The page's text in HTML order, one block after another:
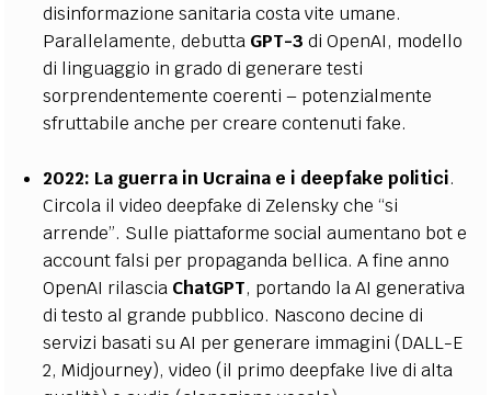
disinformazione sanitaria costa vite umane.
Parallelamente, debutta GPT-3 di OpenAI, modello
di linguaggio in grado di generare testi
sorprendentemente coerenti – potenzialmente
sfruttabile anche per creare contenuti fake.
2022: La guerra in Ucraina e i deepfake politici.
Circola il video deepfake di Zelensky che “si
arrende”. Sulle piattaforme social aumentano bot e
account falsi per propaganda bellica. A fine anno
OpenAI rilascia ChatGPT, portando la AI generativa
di testo al grande pubblico. Nascono decine di
servizi basati su AI per generare immagini (DALL-E
2, Midjourney), video (il primo deepfake live di alta